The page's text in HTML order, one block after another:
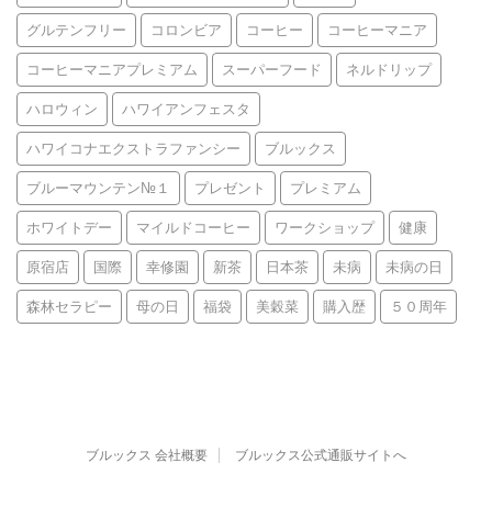
グルテンフリー コロンビア コーヒー コーヒーマニア
コーヒーマニアプレミアム スーパーフード ネルドリップ
ハロウィン ハワイアンフェスタ
ハワイコナエクストラファンシー ブルックス
ブルーマウンテン№１ プレゼント プレミアム
ホワイトデー マイルドコーヒー ワークショップ 健康
原宿店 国際 幸修園 新茶 日本茶 未病 未病の日
森林セラピー 母の日 福袋 美穀菜 購入歴 ５０周年
ブルックス 会社概要 ブルックス公式通販サイトへ